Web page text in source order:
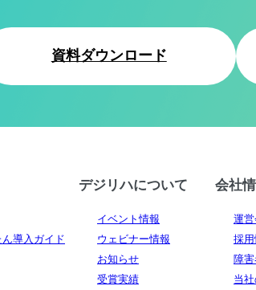
資料ダウンロード
導入ガイド
デジリハについて
イベント情報
ウェビナー情報
お知らせ
受賞実績
会社
運営
採
障
当